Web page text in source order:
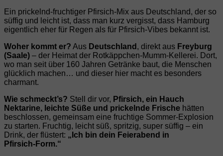
Ein prickelnd‑fruchtiger Pfirsich‑Mix aus Deutschland, der so
süffig und leicht ist, dass man kurz vergisst, dass Hamburg
eigentlich eher für Regen als für Pfirsich‑Vibes bekannt ist.
Woher kommt er? Aus Deutschland , direkt aus Freyburg
(Saale) – der Heimat der Rotkäppchen‑Mumm‑Kellerei. Dort,
wo man seit über 160 Jahren Getränke baut, die Menschen
glücklich machen… und dieser hier macht es besonders
charmant.
Wie schmeckt’s? Stell dir vor, Pfirsich, ein Hauch
Nektarine, leichte Süße und prickelnde Frische hätten
beschlossen, gemeinsam eine fruchtige Sommer‑Explosion
zu starten. Fruchtig, leicht süß, spritzig, super süffig – ein
Drink, der flüstert: „Ich bin dein Feierabend in
Pfirsich‑Form.“